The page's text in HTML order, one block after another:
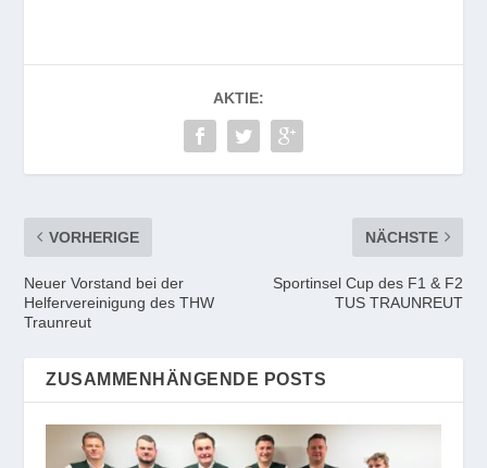
AKTIE:
VORHERIGE
Neuer Vorstand bei der
Helfervereinigung des THW
Traunreut
NÄCHSTE
Sportinsel Cup des F1 & F2
TUS TRAUNREUT
ZUSAMMENHÄNGENDE POSTS